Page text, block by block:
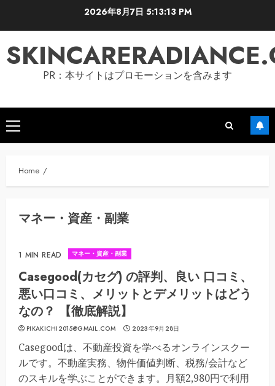
2026年8月7日 5:13:14 PM
PR：本サイトはプロモーションを含みます
Primary
Menu
Home
マネー・資産・副業
1 MIN READ マネー・資産・副業
Casegood(カセグ) の評判、良い 口コミ、
悪い口コミ、メリットとデメリットはどう
なの？ 【徹底解説】
PIKAKICHI2015@GMAIL.COM 2023年9月28日
Casegoodは、不動産投資を学べるオンラインスクー
ルです。不動産実務、物件価値判断、税務/会計など
のスキルを学ぶことができます。月額2,980円で利用